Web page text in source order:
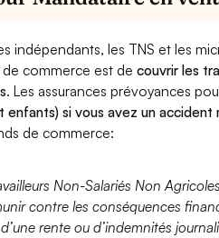
indépendants, les TNS et les
de commerce est decouvrir les
. Les assurances prévoyances
si vous avez un accident
de commerce:
Non-Salariés Non
contre les conséquences
rente ou d’indemnités